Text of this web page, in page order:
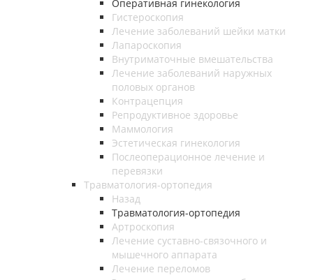
Оперативная гинекология
Гистероскопия
Лечение заболеваний шейки матки
Лапароскопия
Внутриматочные вмешательства
Лечение заболеваний наружных
половых органов
Контрацепция
Репродуктивное здоровье
Маммология
Эстетическая гинекология
Послеоперационное лечение и
перевязки
Травматология-ортопедия
Назад
Травматология-ортопедия
Артроскопия
Лечение суставно-связочного и
мышечного аппарата
Лечение переломов